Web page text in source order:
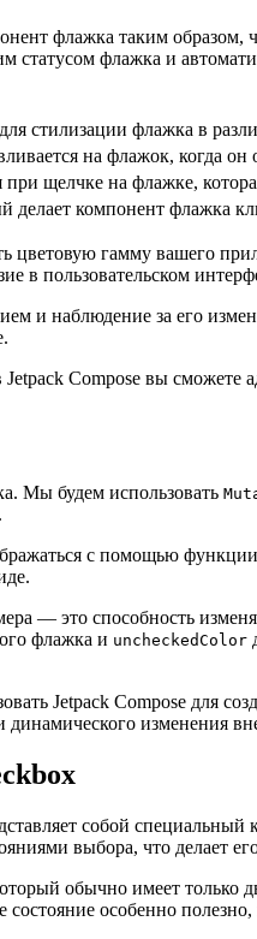
флажка таким образом,
статусом флажка и
стилизации флажка в
на флажок, когда он
щелчке на флажке,
делает компонент флажка
цветовую гамму вашего
в пользовательском
и наблюдение за его
Compose вы сможете
Мы будем использовать
с помощью функции
— это способность
флажка и uncheckedColor
Jetpack Compose для
динамического изменения
собой
выбора, что делает
обычно имеет только
особенно